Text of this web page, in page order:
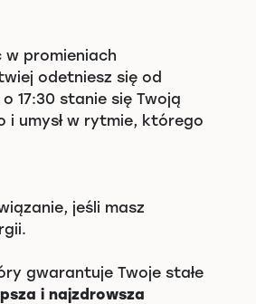
promieniach
odetniesz się od
17:30 stanie się Twoją
i umysł w rytmie, którego
jeśli masz
gwarantuje Twoje stałe
i najzdrowsza